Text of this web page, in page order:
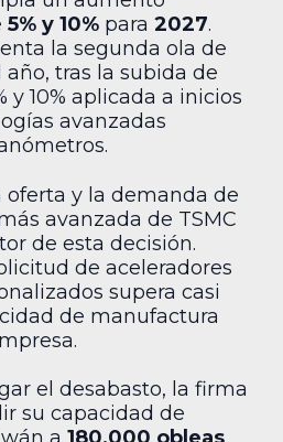
5% y 10% para 2027.
la segunda ola de
tras la subida de
y 10% aplicada a inicios
avanzadas
oferta y la demanda de
avanzada de TSMC
de esta decisión.
de aceleradores
supera casi
de manufactura
el desabasto, la firma
su capacidad de